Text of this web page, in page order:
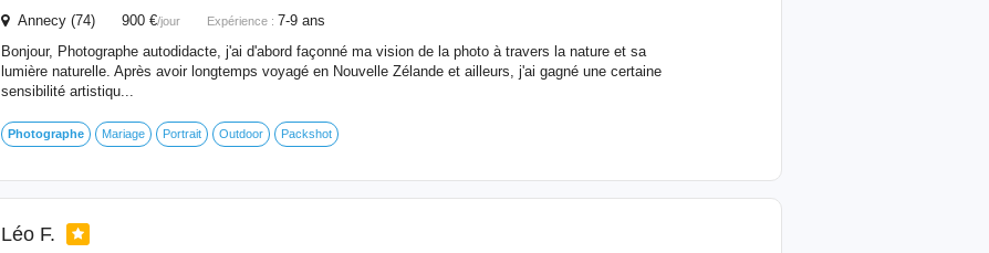
Annecy (74) 900 €/jour Expérience : 7-9 ans
Bonjour, Photographe autodidacte, j'ai d'abord façonné ma vision de la photo à travers la nature et sa
lumière naturelle. Après avoir longtemps voyagé en Nouvelle Zélande et ailleurs, j'ai gagné une certaine
sensibilité artistiqu...
Photographe Mariage Portrait Outdoor Packshot
Léo F.